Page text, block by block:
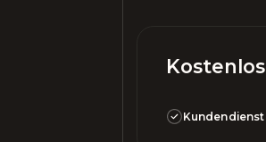
Kundendienst